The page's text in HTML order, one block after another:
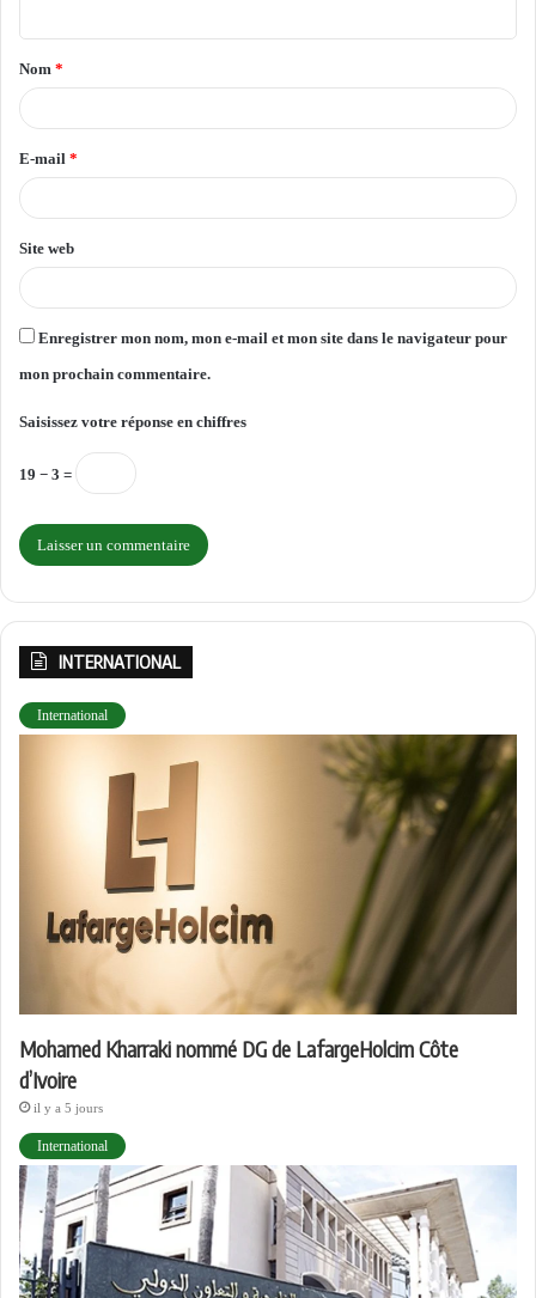
t
a
e
*
Nom *
E-mail *
Site web
Enregistrer mon nom, mon e-mail et mon site dans le navigateur pour
mon prochain commentaire.
Saisissez votre réponse en chiffres
19 − 3 =
INTERNATIONAL
International
Mohamed Kharraki nommé DG de LafargeHolcim Côte
d’Ivoire
il y a 5 jours
International